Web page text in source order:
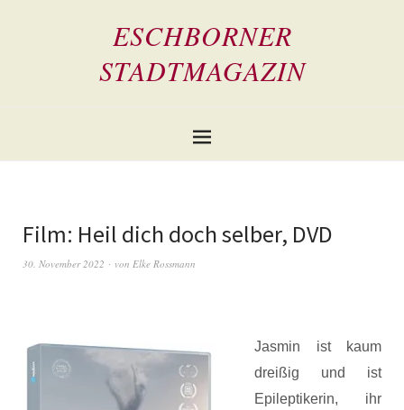
ESCHBORNER
STADTMAGAZIN
Film: Heil dich doch selber, DVD
30. November 2022 von Elke Rossmann
Jasmin ist kaum
dreißig und ist
Epileptikerin, ihr